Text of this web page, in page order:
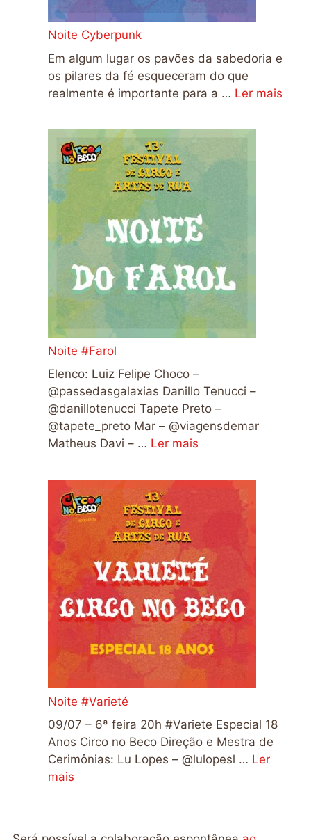
Noite Cyberpunk
Em algum lugar os pavões da sabedoria e
os pilares da fé esqueceram do que
realmente é importante para a … Ler mais
Noite #Farol
Elenco: Luiz Felipe Choco –
@passedasgalaxias Danillo Tenucci –
@danillotenucci Tapete Preto –
@tapete_preto Mar – @viagensdemar
Matheus Davi – … Ler mais
Noite #Varieté
09/07 – 6ª feira 20h #Variete Especial 18
Anos Circo no Beco Direção e Mestra de
Cerimônias: Lu Lopes – @lulopesl … Ler
mais